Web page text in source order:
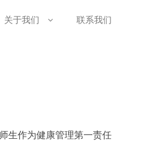
关于我们 联系我们
生作为健康管理第一责任